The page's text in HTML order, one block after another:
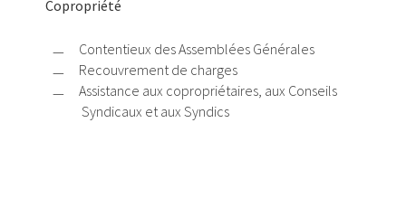
Copropriété
Contentieux des Assemblées Générales
Recouvrement de charges
Assistance aux copropriétaires, aux Conseils
Syndicaux et aux Syndics